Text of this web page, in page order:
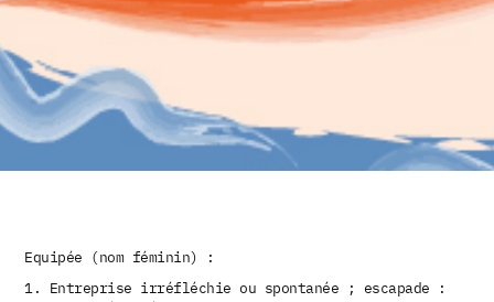
Equipée (nom féminin) :
Entreprise irréfléchie ou spontanée ; escapade :